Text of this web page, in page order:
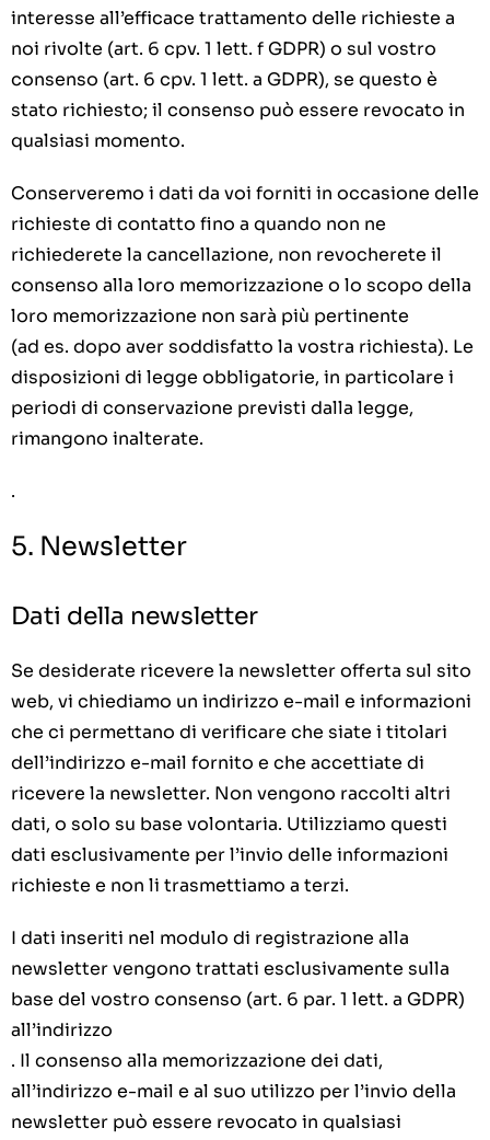
interesse all’efficace trattamento delle richieste a
noi rivolte (art. 6 cpv. 1 lett. f GDPR) o sul vostro
consenso (art. 6 cpv. 1 lett. a GDPR), se questo è
stato richiesto; il consenso può essere revocato in
qualsiasi momento.
Conserveremo i dati da voi forniti in occasione delle
richieste di contatto fino a quando non ne
richiederete la cancellazione, non revocherete il
consenso alla loro memorizzazione o lo scopo della
loro memorizzazione non sarà più pertinente
(ad es. dopo aver soddisfatto la vostra richiesta). Le
disposizioni di legge obbligatorie, in particolare i
periodi di conservazione previsti dalla legge,
rimangono inalterate.
.
5. Newsletter
Dati della newsletter
Se desiderate ricevere la newsletter offerta sul sito
web, vi chiediamo un indirizzo e-mail e informazioni
che ci permettano di verificare che siate i titolari
dell’indirizzo e-mail fornito e che accettiate di
ricevere la newsletter. Non vengono raccolti altri
dati, o solo su base volontaria. Utilizziamo questi
dati esclusivamente per l’invio delle informazioni
richieste e non li trasmettiamo a terzi.
I dati inseriti nel modulo di registrazione alla
newsletter vengono trattati esclusivamente sulla
base del vostro consenso (art. 6 par. 1 lett. a GDPR)
all’indirizzo
. Il consenso alla memorizzazione dei dati,
all’indirizzo e-mail e al suo utilizzo per l’invio della
newsletter può essere revocato in qualsiasi